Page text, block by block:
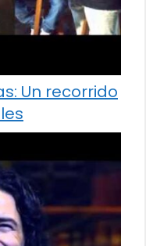
Un recorrido